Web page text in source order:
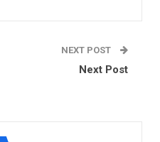
NEXT POST
Next Post